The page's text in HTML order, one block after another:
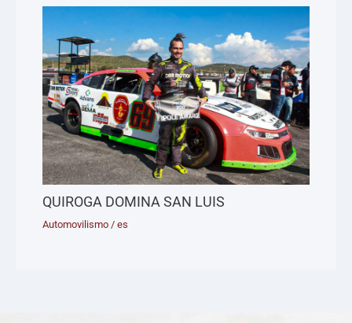
QUIROGA DOMINA SAN LUIS
Automovilismo /es